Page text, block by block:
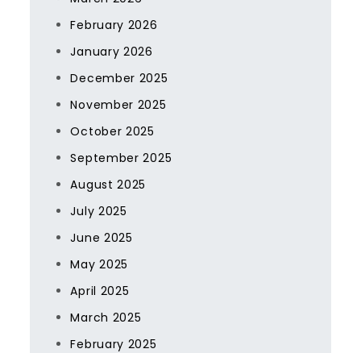
February 2026
January 2026
December 2025
November 2025
October 2025
September 2025
August 2025
July 2025
June 2025
May 2025
April 2025
March 2025
February 2025